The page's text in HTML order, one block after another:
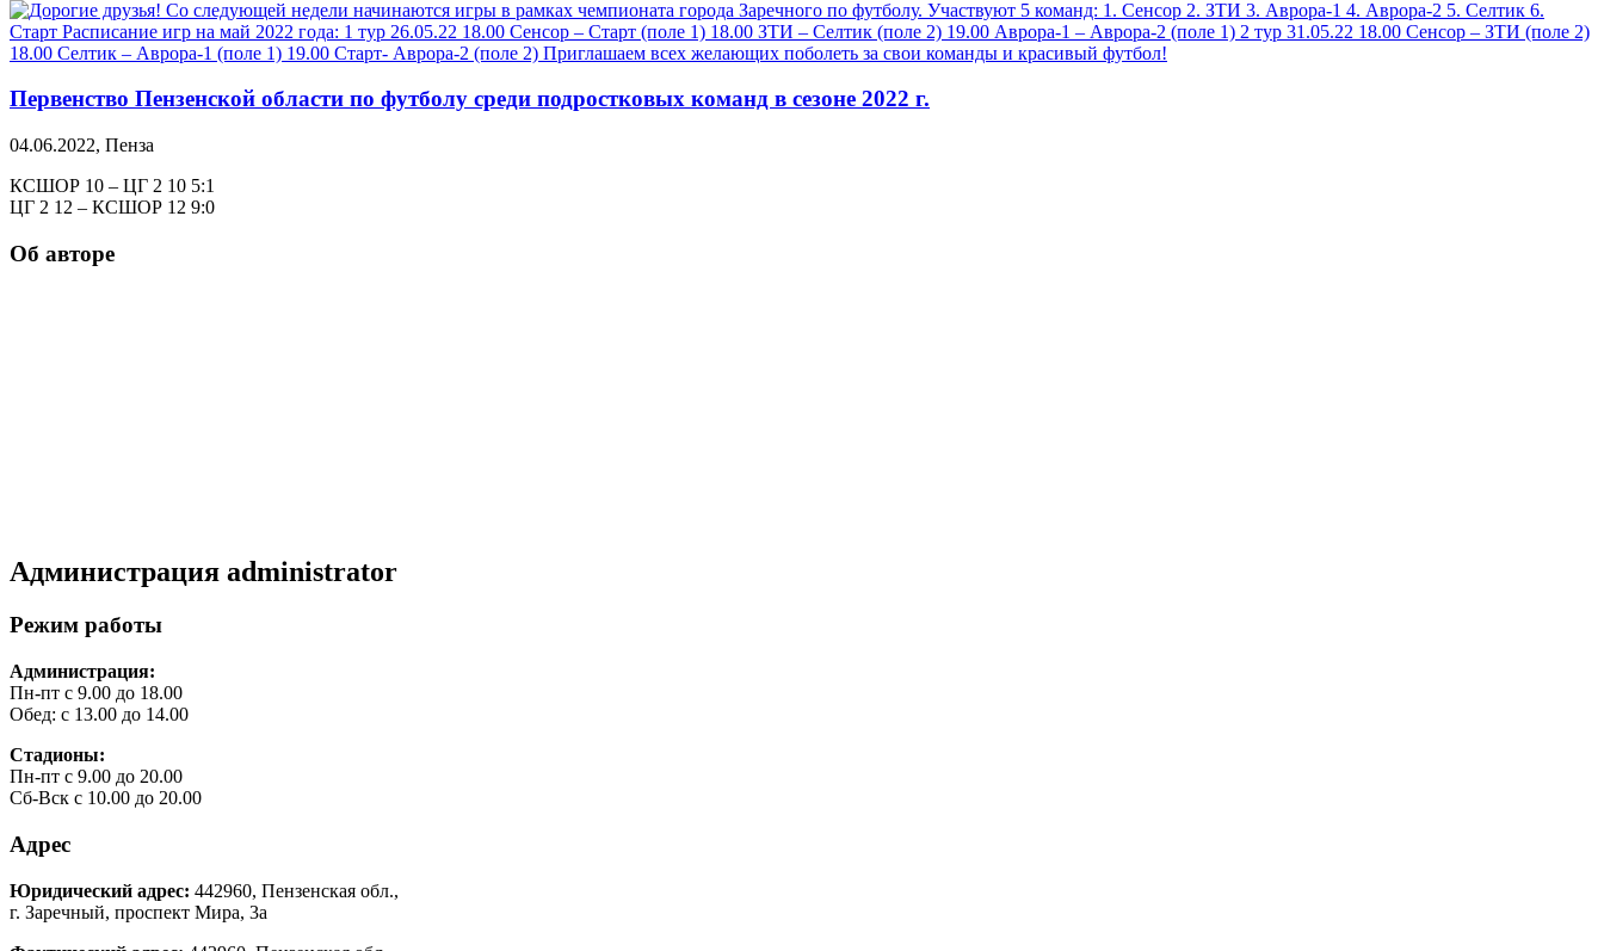
Первенство Пензенской области по футболу среди подростковых команд в сезоне 2022 г.
04.06.2022, Пенза
КСШОР 10 – ЦГ 2 10 5:1
ЦГ 2 12 – КСШОР 12 9:0
Об авторе
Администрация administrator
Режим работы
Администрация:
Пн-пт с 9.00 до 18.00
Обед: с 13.00 до 14.00
Стадионы:
Пн-пт с 9.00 до 20.00
Сб-Вск с 10.00 до 20.00
Адрес
Юридический адрес: 442960, Пензенская обл.,
г. Заречный, проспект Мира, 3а